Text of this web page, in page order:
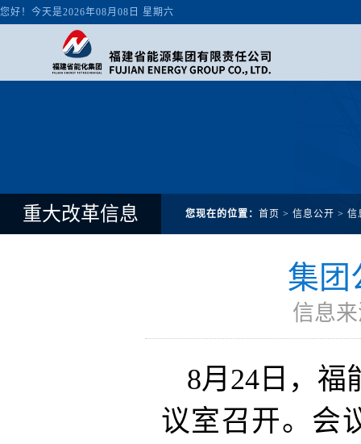
重大改革信息 您现在的位置： 首页 > 信息公开 > 信
集团
信息
8月24日，福
议室召开。会